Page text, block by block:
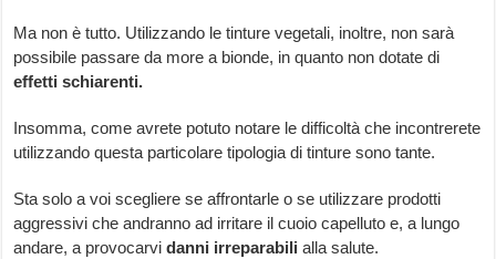
Ma non è tutto. Utilizzando le tinture vegetali, inoltre, non sarà
possibile passare da more a bionde, in quanto non dotate di
effetti schiarenti.
Insomma, come avrete potuto notare le difficoltà che incontrerete
utilizzando questa particolare tipologia di tinture sono tante.
Sta solo a voi scegliere se affrontarle o se utilizzare prodotti
aggressivi che andranno ad irritare il cuoio capelluto e, a lungo
andare, a provocarvi danni irreparabili alla salute.